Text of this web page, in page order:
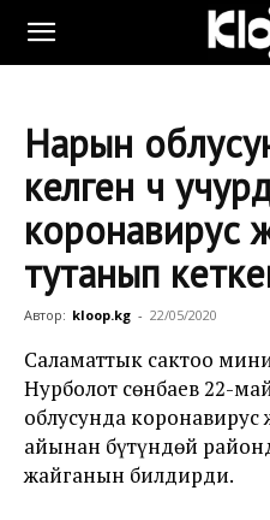
Нарын
келген үч
коронавирус
тутанып
Автор: kloop.kg - 22/05/2020
Саламаттык сактоо
Нурболот Үсөнбаев 22-
облусунда
айынан бүтүндөй
жайганын билдирди.